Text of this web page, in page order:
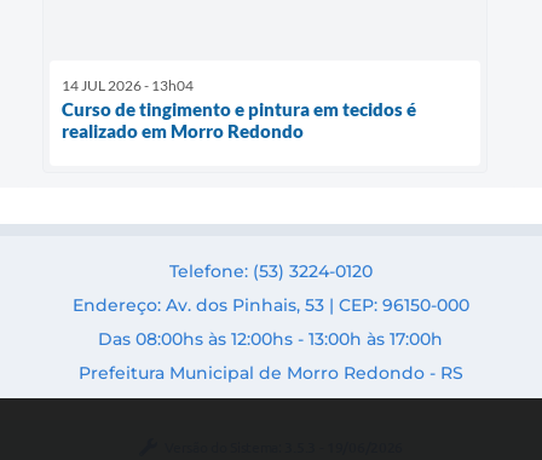
14 JUL 2026 - 13h04
Curso de tingimento e pintura em tecidos é
realizado em Morro Redondo
Telefone: (53) 3224-0120
Endereço: Av. dos Pinhais, 53 | CEP: 96150-000
Das 08:00hs às 12:00hs - 13:00h às 17:00h
Prefeitura Municipal de Morro Redondo - RS